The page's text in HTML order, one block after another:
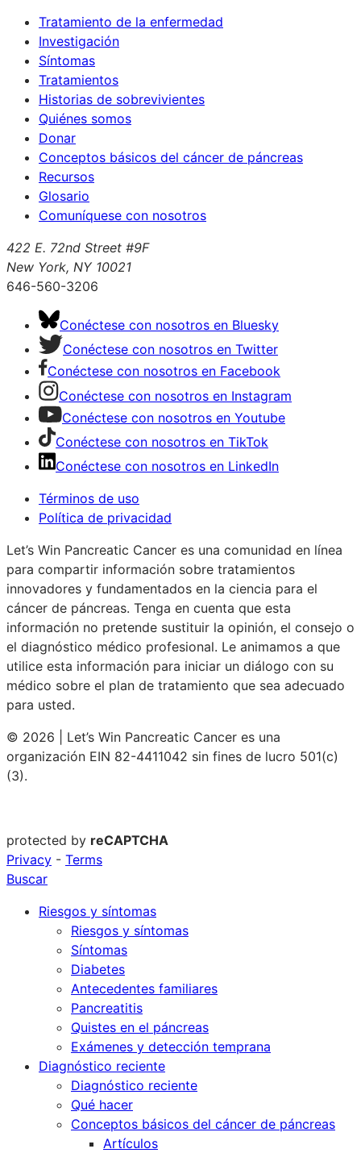
Tratamiento de la enfermedad
Investigación
Síntomas
Tratamientos
Historias de sobrevivientes
Quiénes somos
Donar
Conceptos básicos del cáncer de páncreas
Recursos
Glosario
Comuníquese con nosotros
422 E. 72nd Street #9F
New York, NY 10021
646-560-3206
Conéctese con nosotros en Bluesky
Conéctese con nosotros en Twitter
Conéctese con nosotros en Facebook
Conéctese con nosotros en Instagram
Conéctese con nosotros en Youtube
Conéctese con nosotros en TikTok
Conéctese con nosotros en LinkedIn
Términos de uso
Política de privacidad
Let’s Win Pancreatic Cancer es una comunidad en línea
para compartir información sobre tratamientos
innovadores y fundamentados en la ciencia para el
cáncer de páncreas. Tenga en cuenta que esta
información no pretende sustituir la opinión, el consejo o
el diagnóstico médico profesional. Le animamos a que
utilice esta información para iniciar un diálogo con su
médico sobre el plan de tratamiento que sea adecuado
para usted.
© 2026 | Let’s Win Pancreatic Cancer es una
organización EIN 82-4411042 sin fines de lucro 501(c)
(3).
protected by reCAPTCHA
Privacy - Terms
Buscar
Riesgos y síntomas
Riesgos y síntomas
Síntomas
Diabetes
Antecedentes familiares
Pancreatitis
Quistes en el páncreas
Exámenes y detección temprana
Diagnóstico reciente
Diagnóstico reciente
Qué hacer
Conceptos básicos del cáncer de páncreas
Artículos